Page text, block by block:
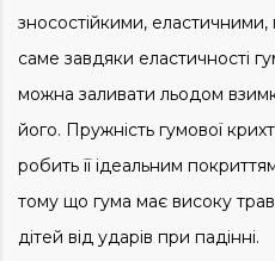
зносостійкими,
саме завдяки еластичності
можна заливати льодом
його. Пружність гумової
робить її ідеальним
тому що гума має високу
дітей від ударів при падінні.